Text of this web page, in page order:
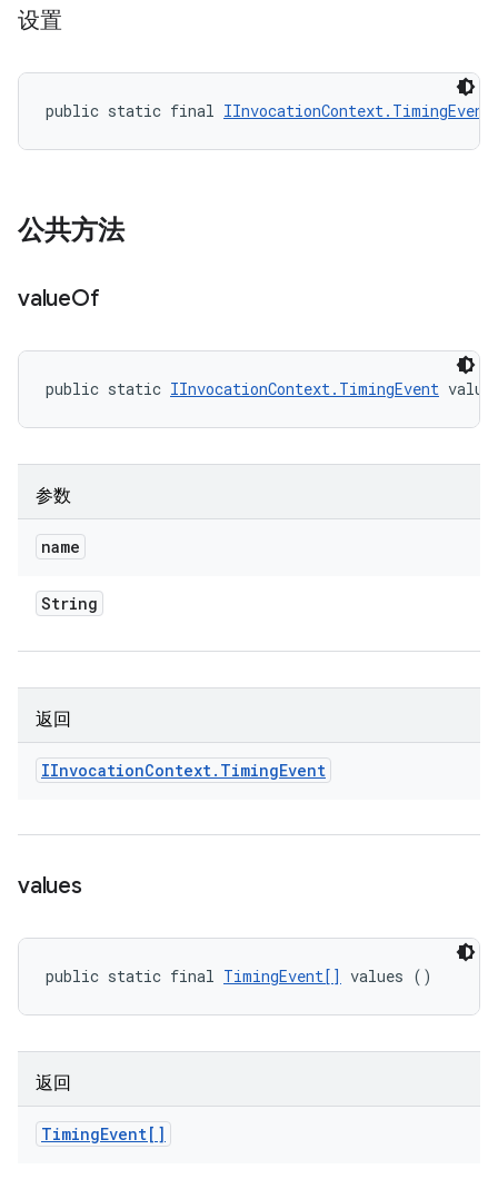
设置
public static final IInvocationContext.TimingEvent
公共方法
valueOf
public static IInvocationContext.TimingEvent
参数
name
String
返回
IInvocationContext. TimingEvent
values
public static final TimingEvent[] values ()
返回
TimingEvent[]